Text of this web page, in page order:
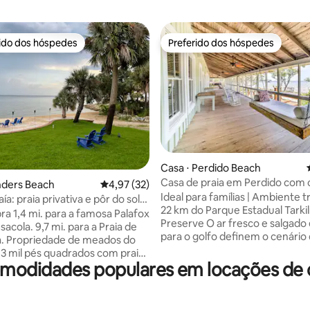
média de 5, 5 avaliações
preferidos dos hóspedes
dos hóspedes
Beach 4,97 de uma avaliação média de 5, 32
4,97 (32)
praia privativa e pôr do sol
Pensacola
1,4 mi. para a famosa Palafox
9,7 mi. para a Praia de
mil pés quadrados com praia
de 110 pés na Baía de
O Chalé da Baía opcional tem
Preferido dos hóspedes
Preferido dos hóspedes
Casa ⋅ Perdido Beach
Casa de praia em Perdido com
caiaques!
Ideal para famílias | Ambiente
22 km do Parque Estadual
Preserve O ar fresco e salgado e a vista
para o golfo definem o cenário
quartos e 4 banheiros e meio
Beach! Esta casa restaurada de
populares em locações de